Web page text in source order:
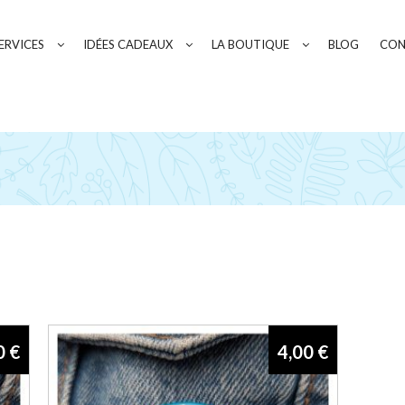
IDÉES CADEAUX LA BOUTIQUE BLOG
€ 4,00 €